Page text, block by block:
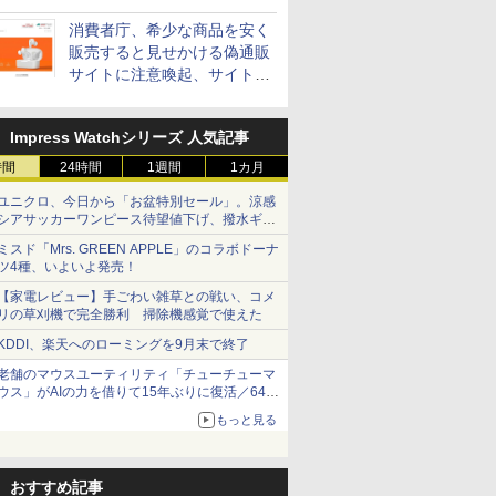
消費者庁、希少な商品を安く
販売すると見せかける偽通販
サイトに注意喚起、サイト名
Impress Watchシリーズ 人気記事
24時間 1週間 1カ月
ニクロ、今日から「お盆特別セール」。涼感
アサッカーワンピース待望値下げ、撥水ギア
ョーツは1990円に
スド「Mrs. GREEN APPLE」のコラボドーナ
4種、いよいよ発売！
家電レビュー】手ごわい雑草との戦い、コメ
の草刈機で完全勝利 掃除機感覚で使えた
、楽天へのローミングを9月末で終了
舗のマウスユーティリティ「チューチューマ
ス」がAIの力を借りて15年ぶりに復活／64bit
、Windows 10/11、「Chrome」も走り回
。復活記念で2026年末まで500円
もっと見る
おすすめ記事